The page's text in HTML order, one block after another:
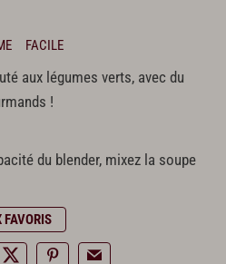
FACILE
aux légumes verts, avec du
!
du blender, mixez la soupe
FAVORIS